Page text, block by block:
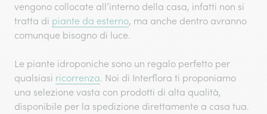
vengono collocate all’interno della casa, infatti non si
tratta di piante da esterno, ma anche dentro avranno
comunque bisogno di luce.
Le piante idroponiche sono un regalo perfetto per
qualsiasi ricorrenza. Noi di Interflora ti proponiamo
una selezione vasta con prodotti di alta qualità,
disponibile per la spedizione direttamente a casa tua.